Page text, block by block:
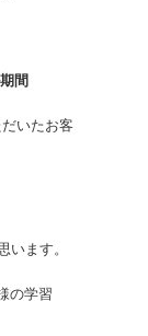
間
いたお客
います。
の学習